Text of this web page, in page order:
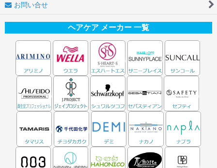
お問い合せ
ヘアケア メーカー 一覧